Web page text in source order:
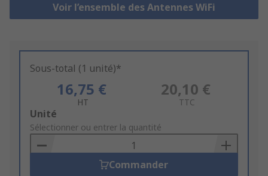
Voir l’ensemble des Antennes WiFi
Sous-total (1 unité)*
16,75 €
HT
20,10 €
TTC
Add
to
Basket
Unité
Sélectionner ou entrer la quantité
Commander